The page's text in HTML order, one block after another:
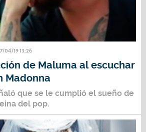
04/19 13:26
de Maluma al escuchar
Madonna
que se le cumplió el sueño de
del pop.